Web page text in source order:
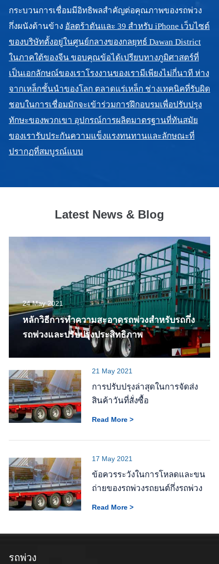
กระบวนการเชื่อมมีอิทธิพลสำคัญต่อคุณภาพของรถพ่วง
กึ่งผนังด้านข้าง อัลตร้าตันและ 39 สำหรับ iPhone เว็บไซต์
ของบริษัทตั้งอยู่ในศูนย์กลางของกลยุทธ์ Dawan District
ในภาคใต้ของจีน ขอบคุณข้อได้เปรียบทางภูมิศาสตร์ที่
เป็นเอกลักษณ์ของเราโรงงานของเรามีเพียงไม่กี่นาที ห่าง
จากเหล็กชั้นนำของโลก ตลาดแร่เหล็ก ช่างเทคนิคที่รับผิด
ชอบในการเชื่อมมักจะเข้าร่วมการฝึกอบรมเพื่อปรับปรุง
ทักษะของพวกเขา อุปกรณ์การผลิตมาตรฐานที่ทันสมัย
ของเรารับประกันความแข็งแรงทนทานและลักษณะที่
ปรากฏที่สมบูรณ์แบบ
Latest News & Blog
24 May 2021
หลักวิธีการทำความสะอาดรถพ่วงสำหรับรถกึ่ง
รถพ่วงและปรับปรุงประสิทธิภาพ
21 May 2021
การปรับปรุงล่าสุดในการจัดส่ง
สินค้าวันที่สั่งซื้อ
Read More >
17 May 2021
ข้อควรระวังในการโหลดและขน
ถ่ายของรถพ่วงรถยนต์กึ่งรถพ่วง
Read More >
รถพ่วง